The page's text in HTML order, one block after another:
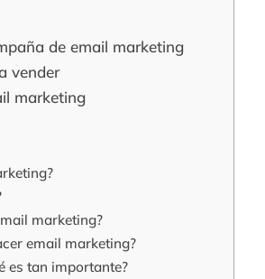
de email marketing
vender
marketing
marketing?
email marketing?
es tan importante?